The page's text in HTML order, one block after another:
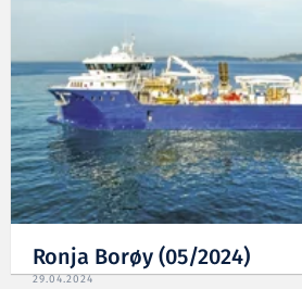
Ronja Borøy (05/2024)
29.04.2024